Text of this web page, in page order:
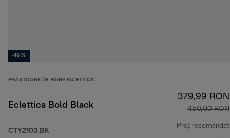
-16 %
PRĂJITOARE DE PÂINE ECLETTICA
Eclettica Bold Black
CTY2103.BK
379,99 RON
450,00 RON
Preț recomandat